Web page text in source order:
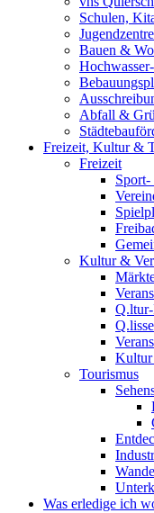
Schulen,
Bauen &
Abfall &
Freizeit, Kultur &
Freizeit
Sport-
Kultur &
Kultur
Tourismus
Was erledige ich